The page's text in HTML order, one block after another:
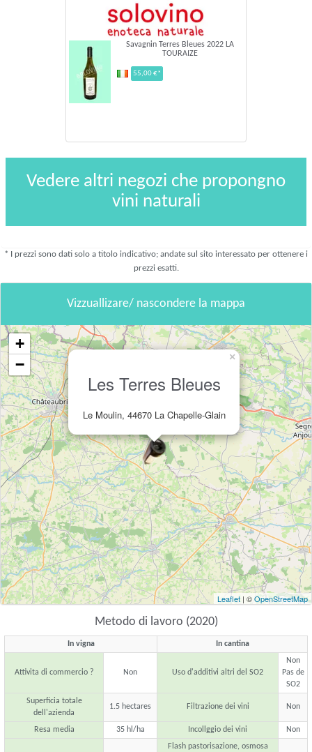
Savagnin Terres Bleues 2022 LA
TOURAIZE
55,00 €*
Vedere altri negozi che propongno
vini naturali
* I prezzi sono dati solo a titolo indicativo; andate sul sito interessato per ottenere i
prezzi esatti.
Vizzuallizare/ nascondere la mappa
Les Terres Bleues
Le Moulin, 44670 La Chapelle-Glain
×
+
−
Leaflet | ©OpenStreetMap
Metodo di lavoro (2020)
In vigna In cantina
Attivita di commercio ? Non Uso d'additivi altri del SO2
Non
Pas de
SO2
Superficia totale
dell'azienda
1.5 hectares Filtrazione dei vini Non
Resa media 35 hl/ha Incollggio dei vini Non
Flash pastorisazione, osmosa